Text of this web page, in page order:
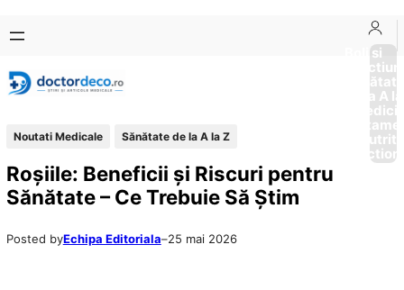
conținut
content
Boli si
Afectiuni
Sănătate
de la A
Noutati Medicale Sănătate de la A la Z
Roșiile: Beneficii și Riscuri pentru
Sănătate – Ce Trebuie Să Știm
Posted byEchipa Editoriala–25 mai 2026